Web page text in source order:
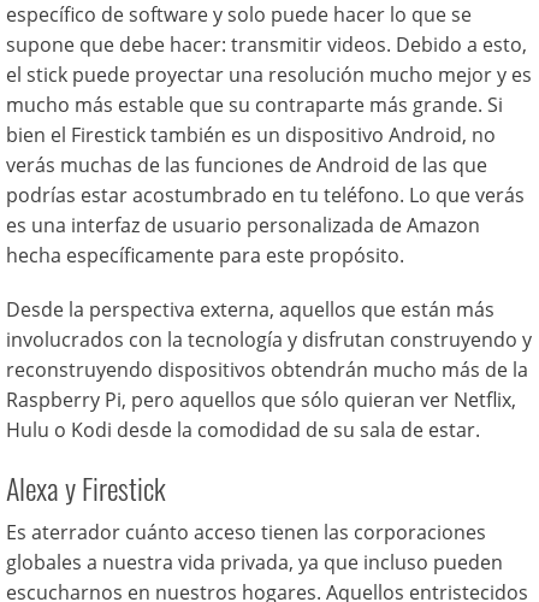
específico de software y solo puede hacer lo que se
supone que debe hacer: transmitir videos. Debido a esto,
el stick puede proyectar una resolución mucho mejor y es
mucho más estable que su contraparte más grande. Si
bien el Firestick también es un dispositivo Android, no
verás muchas de las funciones de Android de las que
podrías estar acostumbrado en tu teléfono. Lo que verás
es una interfaz de usuario personalizada de Amazon
hecha específicamente para este propósito.
Desde la perspectiva externa, aquellos que están más
involucrados con la tecnología y disfrutan construyendo y
reconstruyendo dispositivos obtendrán mucho más de la
Raspberry Pi, pero aquellos que sólo quieran ver Netflix,
Hulu o Kodi desde la comodidad de su sala de estar.
Alexa y Firestick
Es aterrador cuánto acceso tienen las corporaciones
globales a nuestra vida privada, ya que incluso pueden
escucharnos en nuestros hogares. Aquellos entristecidos